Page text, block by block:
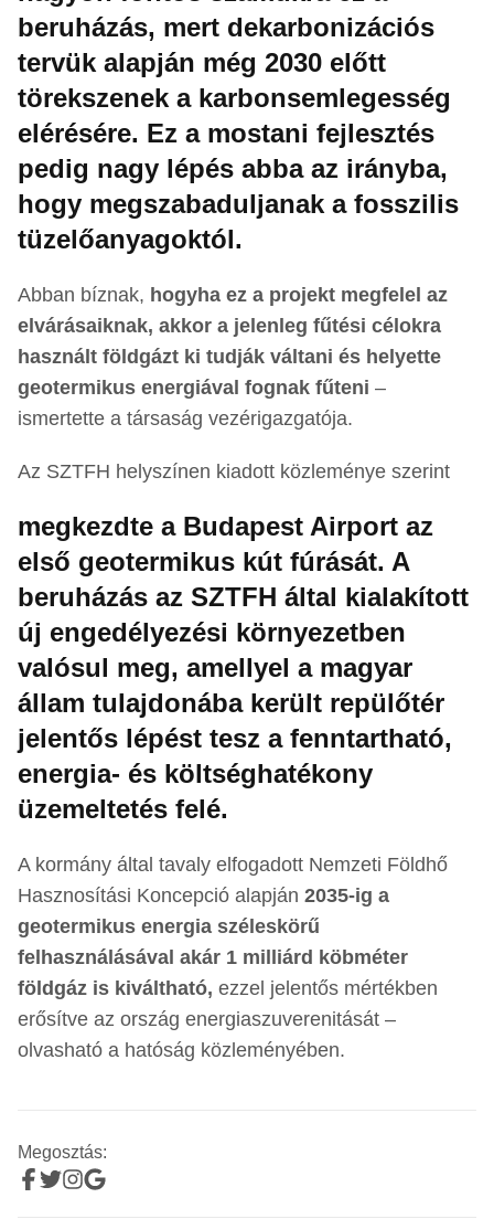
beruházás, mert dekarbonizációs
tervük alapján még 2030 előtt
törekszenek a karbonsemlegesség
elérésére. Ez a mostani fejlesztés
pedig nagy lépés abba az irányba,
hogy megszabaduljanak a fosszilis
tüzelőanyagoktól.
Abban bíznak, hogyha ez a projekt megfelel az
elvárásaiknak, akkor a jelenleg fűtési célokra
használt földgázt ki tudják váltani és helyette
geotermikus energiával fognak fűteni –
ismertette a társaság vezérigazgatója.
Az SZTFH helyszínen kiadott közleménye szerint
megkezdte a Budapest Airport az
első geotermikus kút fúrását. A
beruházás az SZTFH által kialakított
új engedélyezési környezetben
valósul meg, amellyel a magyar
állam tulajdonába került repülőtér
jelentős lépést tesz a fenntartható,
energia- és költséghatékony
üzemeltetés felé.
A kormány által tavaly elfogadott Nemzeti Földhő
Hasznosítási Koncepció alapján 2035-ig a
geotermikus energia széleskörű
felhasználásával akár 1 milliárd köbméter
földgáz is kiváltható, ezzel jelentős mértékben
erősítve az ország energiaszuverenitását –
olvasható a hatóság közleményében.
Megosztás: